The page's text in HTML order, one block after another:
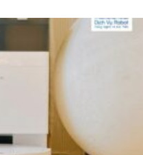
– Làm sạch
hữu lực hút cực đại
bụi mạnh nhất hiện nay.